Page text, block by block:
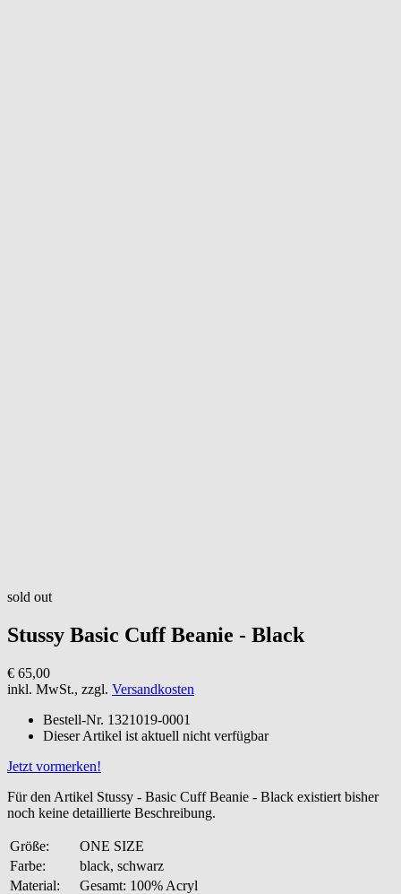
sold out
Stussy Basic Cuff Beanie - Black
€ 65,00
inkl. MwSt., zzgl. Versandkosten
Bestell-Nr. 1321019-0001
Dieser Artikel ist aktuell nicht verfügbar
Jetzt vormerken!
Für den Artikel Stussy - Basic Cuff Beanie - Black existiert bisher
noch keine detaillierte Beschreibung.
Größe:
ONE SIZE
Farbe:
black, schwarz
Material:
Gesamt: 100% Acryl